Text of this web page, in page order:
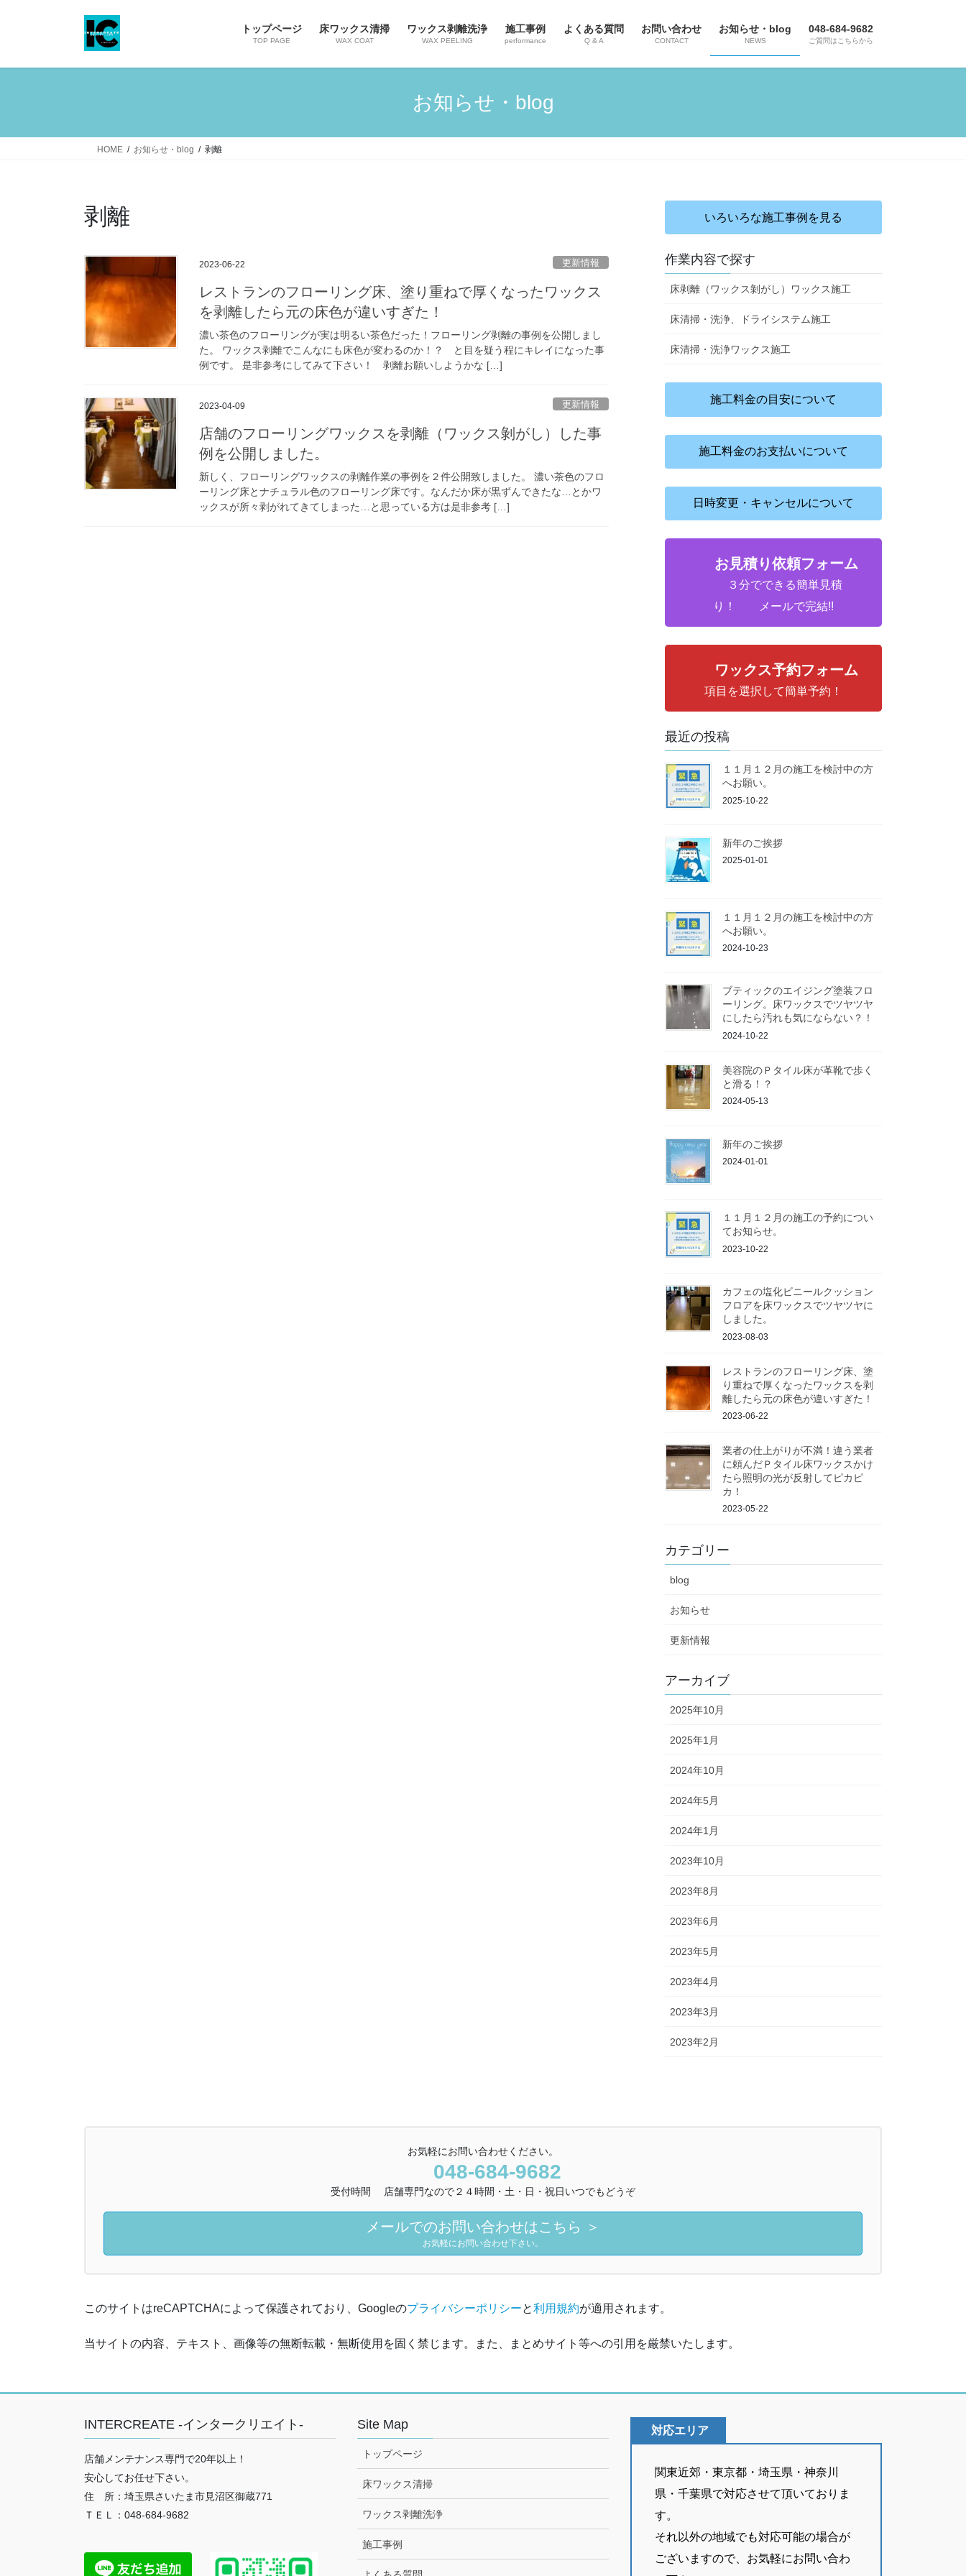
トップページ
TOP PAGE
床ワックス清掃
WAX COAT
ワックス剥離洗浄
WAX PEELING
施工事例
performance
よくある質問
Q & A
お問い合わせ
CONTACT
お知らせ・blog
NEWS
048-684-9682
ご質問はこちらから
お知らせ・blog
HOME お知らせ・blog 剥離
剥離
2023-06-22 更新情報
レストランのフローリング床、塗り重ねで厚くなったワックス
を剥離したら元の床色が違いすぎた！
濃い茶色のフローリングが実は明るい茶色だった！フローリング剥離の事例を公開しまし
た。 ワックス剥離でこんなにも床色が変わるのか！？ と目を疑う程にキレイになった事
例です。 是非参考にしてみて下さい！ 剥離お願いしようかな […]
2023-04-09 更新情報
店舗のフローリングワックスを剥離（ワックス剝がし）した事
例を公開しました。
新しく、フローリングワックスの剥離作業の事例を２件公開致しました。 濃い茶色のフロ
ーリング床とナチュラル色のフローリング床です。なんだか床が黒ずんできたな…とかワ
ックスが所々剥がれてきてしまった…と思っている方は是非参考 […]
いろいろな施工事例を見る
作業内容で探す
床剥離（ワックス剝がし）ワックス施工
床清掃・洗浄、ドライシステム施工
床清掃・洗浄ワックス施工
施工料金の目安について
施工料金のお支払いについて
日時変更・キャンセルについて
お見積り依頼フォーム
３分でできる簡単見積
り！ メールで完結!!
ワックス予約フォーム
項目を選択して簡単予約！
最近の投稿
１１月１２月の施工を検討中の方
へお願い。
2025-10-22
新年のご挨拶
2025-01-01
１１月１２月の施工を検討中の方
へお願い。
2024-10-23
ブティックのエイジング塗装フロ
ーリング。床ワックスでツヤツヤ
にしたら汚れも気にならない？！
2024-10-22
美容院のＰタイル床が革靴で歩く
と滑る！？
2024-05-13
新年のご挨拶
2024-01-01
１１月１２月の施工の予約につい
てお知らせ。
2023-10-22
カフェの塩化ビニールクッション
フロアを床ワックスでツヤツヤに
しました。
2023-08-03
レストランのフローリング床、塗
り重ねで厚くなったワックスを剥
離したら元の床色が違いすぎた！
2023-06-22
業者の仕上がりが不満！違う業者
に頼んだＰタイル床ワックスかけ
たら照明の光が反射してピカピ
カ！
2023-05-22
カテゴリー
blog
お知らせ
更新情報
アーカイブ
2025年10月
2025年1月
2024年10月
2024年5月
2024年1月
2023年10月
2023年8月
2023年6月
2023年5月
2023年4月
2023年3月
2023年2月
お気軽にお問い合わせください。
048-684-9682
受付時間 店舗専門なので２４時間・土・日・祝日いつでもどうぞ
メールでのお問い合わせはこちら ＞
お気軽にお問い合わせ下さい。
このサイトはreCAPTCHAによって保護されており、Googleのプライバシーポリシーと利用規約が適用されます。
当サイトの内容、テキスト、画像等の無断転載・無断使用を固く禁じます。また、まとめサイト等への引用を厳禁いたします。
INTERCREATE -インタークリエイト-
店舗メンテナンス専門で20年以上！
安心してお任せ下さい。
住 所：埼玉県さいたま市見沼区御蔵771
ＴＥＬ：048-684-9682
Site Map
トップページ
床ワックス清掃
ワックス剥離洗浄
施工事例
対応エリア
関東近郊・東京都・埼玉県・神奈川
県・千葉県で対応させて頂いておりま
す。
それ以外の地域でも対応可能の場合が
ございますので、お気軽にお問い合わ